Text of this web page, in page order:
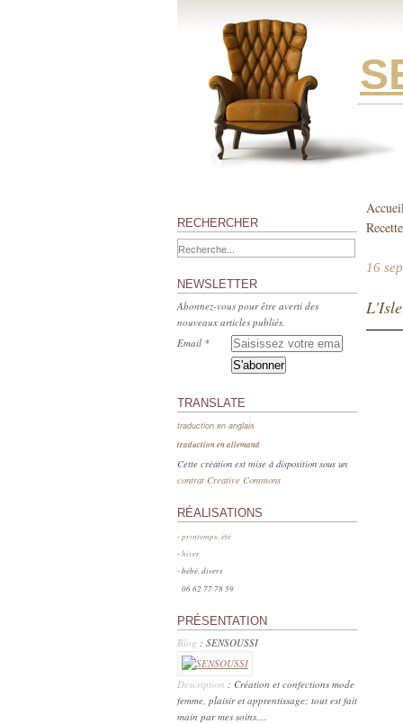
RECHERCHER
NEWSLETTER
Abonnez-vous pour être averti des
nouveaux articles publiés.
Email
TRANSLATE
traduction en anglais
traduction en allemand
Cette création est mise à disposition sous un
contrat Creative Commons
RÉALISATIONS
-printemps, été
-hiver
- bébé, divers
06 62 77 78 59
PRÉSENTATION
Blog : SENSOUSSI
Description : Création et confections mode
femme, plaisir et apprentissage; tout est fait
main par mes soins....
16